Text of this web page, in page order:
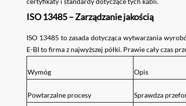
ISO 13485 – Zarządzanie jakością
ISO 13485 to zasada dotycząca wytwarzania
E-BI to firma z najwyższej półki. Prawie cały czas
Wymóg Opis
Powtarzalne procesy Sprawdza